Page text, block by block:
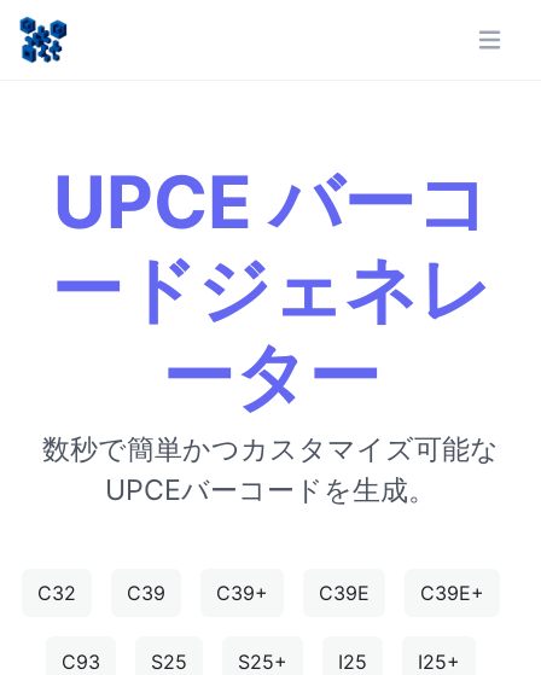
UPCE バーコ
ードジェネレ
ーター
数秒で簡単かつカスタマイズ可能な
UPCEバーコードを生成。
C32 C39 C39+ C39E C39E+
C93 S25 S25+ I25 I25+